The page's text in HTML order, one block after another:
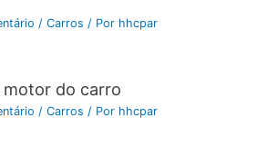
/Carros / Por hhcpar
motor do carro
/Carros / Por hhcpar